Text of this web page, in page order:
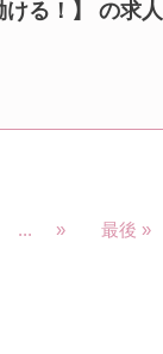
る！】 の求人
... » 最後 »